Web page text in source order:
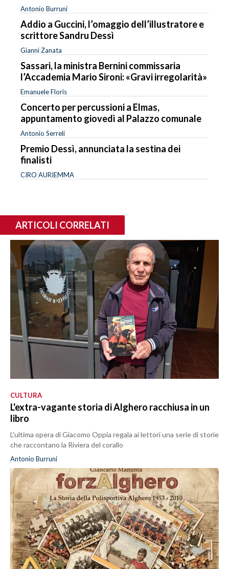
Antonio Burruni
Addio a Guccini, l’omaggio dell’illustratore e
scrittore Sandru Dessì
Gianni Zanata
Sassari, la ministra Bernini commissaria
l’Accademia Mario Sironi: «Gravi irregolarità»
Emanuele Floris
Concerto per percussioni a Elmas,
appuntamento giovedì al Palazzo comunale
Antonio Serreli
Premio Dessì, annunciata la sestina dei
finalisti
CIRO AURIEMMA
ARTICOLI CORRELATI
CULTURA
L'extra-vagante storia di Alghero racchiusa in un
libro
L'ultima opera di Giacomo Oppia regala ai lettori una serie di storie
che raccontano la Riviera del corallo
Antonio Burruni